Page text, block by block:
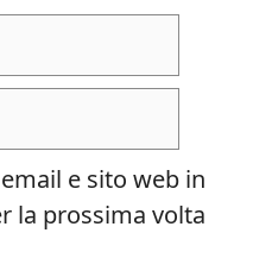
e sito web in
la prossima volta